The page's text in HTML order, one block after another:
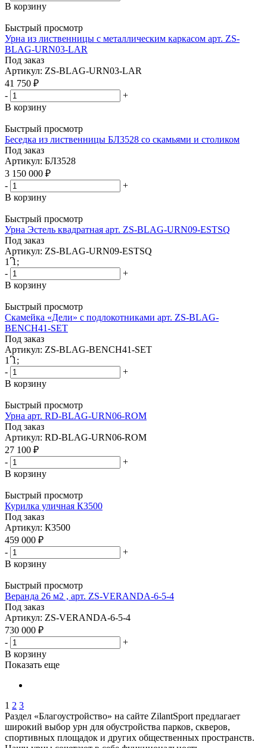
В корзину
Быстрый просмотр
Урна из лиственницы с металлическим каркасом арт. ZS-
BLAG-URN03-LAR
Под заказ
Артикул: ZS-BLAG-URN03-LAR
41 750 ₽
-
+
В корзину
Быстрый просмотр
Беседка из лиственницы БЛ3528 со скамьями и столиком
Под заказ
Артикул: БЛ3528
3 150 000 ₽
-
+
В корзину
Быстрый просмотр
Урна Эстель квадратная арт. ZS-BLAG-URN09-ESTSQ
Под заказ
Артикул: ZS-BLAG-URN09-ESTSQ
1 ͆1 ;
-
+
В корзину
Быстрый просмотр
Скамейка «Дели» с подлокотниками арт. ZS-BLAG-
BENCH41-SET
Под заказ
Артикул: ZS-BLAG-BENCH41-SET
1 ͆1 ;
-
+
В корзину
Быстрый просмотр
Урна арт. RD-BLAG-URN06-ROM
Под заказ
Артикул: RD-BLAG-URN06-ROM
27 100 ₽
-
+
В корзину
Быстрый просмотр
Курилка уличная К3500
Под заказ
Артикул: К3500
459 000 ₽
-
+
В корзину
Быстрый просмотр
Веранда 26 м2 , арт. ZS-VERANDA-6-5-4
Под заказ
Артикул: ZS-VERANDA-6-5-4
730 000 ₽
-
+
В корзину
Показать еще
1 2 3
Раздел «Благоустройство» на сайте ZilantSport предлагает
широкий выбор урн для обустройства парков, скверов,
спортивных площадок и других общественных пространств.